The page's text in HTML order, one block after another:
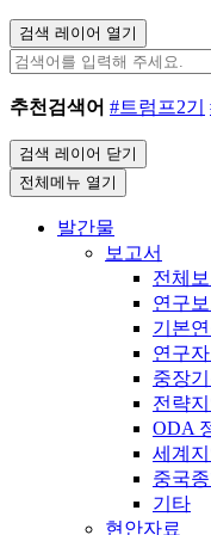
검색 레이어 열기
추천검색어 #트럼프2기
검색 레이어 닫기
전체메뉴 열기
발간물
보고서
전체
연구
기본
연구
중장
전략
ODA
세계
중국
기타
현안자료